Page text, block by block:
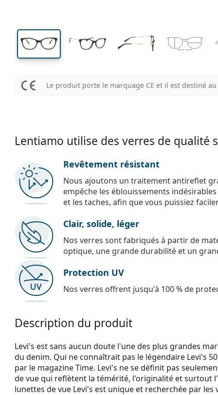
Le produit porte le marquage CE et il est destiné
Lentiamo utilise des verres de qualité
Revêtement résistant
Nous ajoutons un traitement antireflet
empêche les éblouissements
et les taches, afin que vous puissiez
Clair, solide, léger
Nos verres sont fabriqués à partir de
optique, une grande durabilité et un
Protection UV
Nos verres offrent jusqu'à 100 % de
Description du produit
Levi's est sans aucun doute l'une des plus grandes
du denim. Qui ne connaîtrait pas le légendaire Levi's
par le magazine Time. Levi's ne se définit pas
de vue qui reflètent la témérité, l'originalité et surtout
lunettes de vue Levi's est unique et recherchée par les